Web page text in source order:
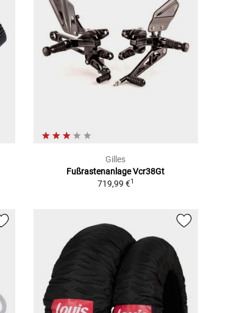
Gilles
Fußrastenanlage Vcr38Gt
719,99 €1